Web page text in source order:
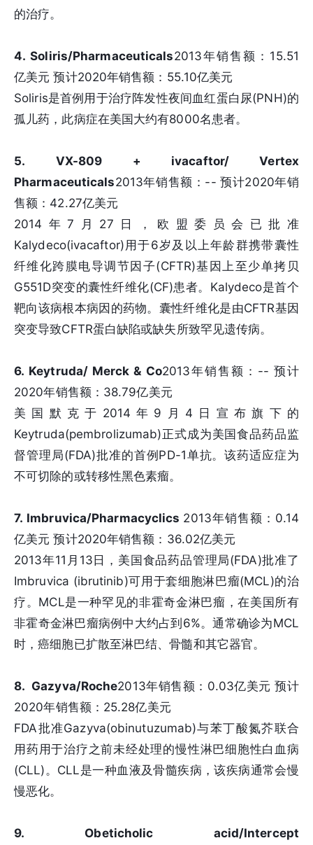
的治疗。
4. Soliris/Pharmaceuticals2013年销售额：15.51
亿美元 预计2020年销售额：55.10亿美元
Soliris是首例用于治疗阵发性夜间血红蛋白尿(PNH)的
孤儿药，此病症在美国大约有8000名患者。
5. VX-809 + ivacaftor/ Vertex
Pharmaceuticals2013年销售额：-- 预计2020年销
售额：42.27亿美元
2014年7月27日，欧盟委员会已批准
Kalydeco(ivacaftor)用于6岁及以上年龄群携带囊性
纤维化跨膜电导调节因子(CFTR)基因上至少单拷贝
G551D突变的囊性纤维化(CF)患者。Kalydeco是首个
靶向该病根本病因的药物。囊性纤维化是由CFTR基因
突变导致CFTR蛋白缺陷或缺失所致罕见遗传病。
6. Keytruda/ Merck & Co2013年销售额：-- 预计
2020年销售额：38.79亿美元
美国默克于2014年9月4日宣布旗下的
Keytruda(pembrolizumab)正式成为美国食品药品监
督管理局(FDA)批准的首例PD-1单抗。该药适应症为
不可切除的或转移性黑色素瘤。
7. Imbruvica/Pharmacyclics 2013年销售额：0.14
亿美元 预计2020年销售额：36.02亿美元
2013年11月13日，美国食品药品管理局(FDA)批准了
Imbruvica (ibrutinib)可用于套细胞淋巴瘤(MCL)的治
疗。MCL是一种罕见的非霍奇金淋巴瘤，在美国所有
非霍奇金淋巴瘤病例中大约占到6%。通常确诊为MCL
时，癌细胞已扩散至淋巴结、骨髓和其它器官。
8. Gazyva/Roche2013年销售额：0.03亿美元 预计
2020年销售额：25.28亿美元
FDA批准Gazyva(obinutuzumab)与苯丁酸氮芥联合
用药用于治疗之前未经处理的慢性淋巴细胞性白血病
(CLL)。CLL是一种血液及骨髓疾病，该疾病通常会慢
慢恶化。
9. Obeticholic acid/Intercept